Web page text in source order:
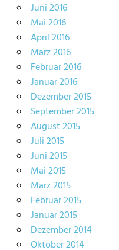
Juni 2016
Mai 2016
April 2016
März 2016
Februar 2016
Januar 2016
Dezember 2015
September 2015
August 2015
Juli 2015
Juni 2015
Mai 2015
März 2015
Februar 2015
Januar 2015
Dezember 2014
Oktober 2014